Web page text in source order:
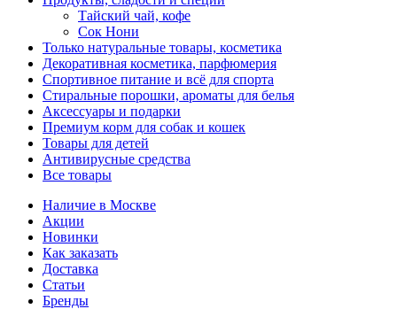
Тайский чай, кофе
Сок Нони
Только натуральные товары, косметика
Декоративная косметика, парфюмерия
Спортивное питание и всё для спорта
Стиральные порошки, ароматы для белья
Аксессуары и подарки
Премиум корм для собак и кошек
Товары для детей
Антивирусные средства
Все товары
Наличие в Москве
Акции
Новинки
Как заказать
Доставка
Статьи
Бренды